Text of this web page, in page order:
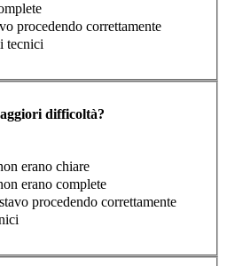
procedendo correttamente
tecnici
difficoltà?
erano chiare
erano complete
procedendo correttamente